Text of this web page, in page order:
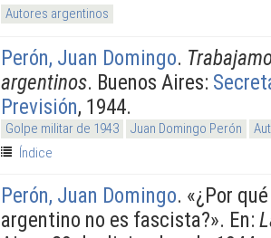
Autores argentinos
Perón, Juan Domingo.
argentinos. Buenos Aires:
Previsión, 1944.
Golpe militar de 1943 Juan Domingo Perón
Índice
Perón, Juan Domingo. «¿Por
argentino no es fascista?». En: